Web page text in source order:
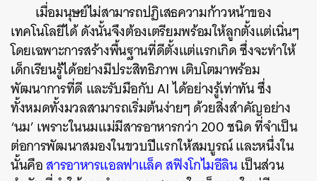
เมื่อมนุษย์ไม่สามารถปฏิเสธความก้าวหน้าของ
เทคโนโลยีได้ ดังนั้นจึงต้องเตรียมพร้อมให้ลูกตั้งแต่เนิ่นๆ
โดยเฉพาะการสร้างพื้นฐานที่ดีตั้งแต่แรกเกิด ซึ่งจะทำให้
เด็กเรียนรู้ได้อย่างมีประสิทธิภาพ เติบโตมาพร้อม
พัฒนาการที่ดี และรับมือกับ AI ได้อย่างรู้เท่าทัน ซึ่ง
ทั้งหมดทั้งมวลสามารถเริ่มต้นง่ายๆ ด้วยสิ่งสำคัญอย่าง
‘นม’ เพราะในนมแม่มีสารอาหารกว่า 200 ชนิด ที่จำเป็น
ต่อการพัฒนาสมองในขวบปีแรกให้สมบูรณ์ และหนึ่งใน
นั้นคือสารอาหารแอลฟาแล็ค สฟิงโกไมอีลินเป็นส่วน